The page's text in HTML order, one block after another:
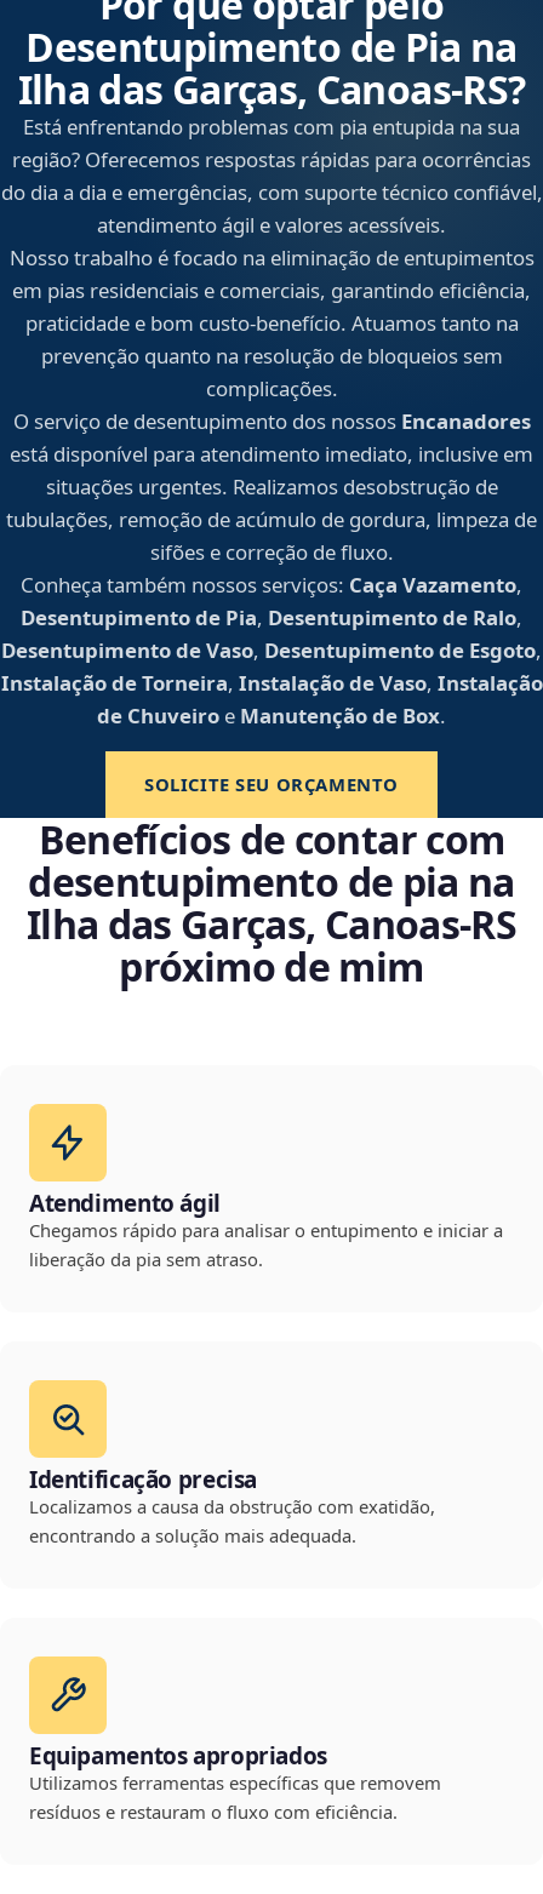
Desentupimento de Pia na
Ilha das Garças, Canoas‑RS?
Está enfrentando problemas com pia entupida na sua
região? Oferecemos respostas rápidas para ocorrências
do dia a dia e emergências, com suporte técnico confiável,
atendimento ágil e valores acessíveis.
Nosso trabalho é focado na eliminação de entupimentos
em pias residenciais e comerciais, garantindo eficiência,
praticidade e bom custo-benefício. Atuamos tanto na
prevenção quanto na resolução de bloqueios sem
complicações.
O serviço de desentupimento dos nossos Encanadores
está disponível para atendimento imediato, inclusive em
situações urgentes. Realizamos desobstrução de
tubulações, remoção de acúmulo de gordura, limpeza de
sifões e correção de fluxo.
Conheça também nossos serviços: Caça Vazamento,
Desentupimento de Pia, Desentupimento de Ralo,
Desentupimento de Vaso, Desentupimento de Esgoto,
Instalação de Torneira, Instalação de Vaso, Instalação
de Chuveiro e Manutenção de Box.
SOLICITE SEU ORÇAMENTO
Benefícios de contar com
desentupimento de pia na
Ilha das Garças, Canoas‑RS
próximo de mim
Atendimento ágil
Chegamos rápido para analisar o entupimento e iniciar a
liberação da pia sem atraso.
Identificação precisa
Localizamos a causa da obstrução com exatidão,
encontrando a solução mais adequada.
Equipamentos apropriados
Utilizamos ferramentas específicas que removem
resíduos e restauram o fluxo com eficiência.